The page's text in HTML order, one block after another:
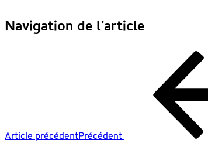
Navigation de l’article
Article précédentPrécédent